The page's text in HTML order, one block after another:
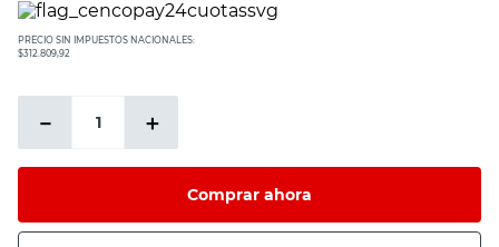
PRECIO SIN IMPUESTOS NACIONALES:
$312.809,92
＋
－
Comprar ahora